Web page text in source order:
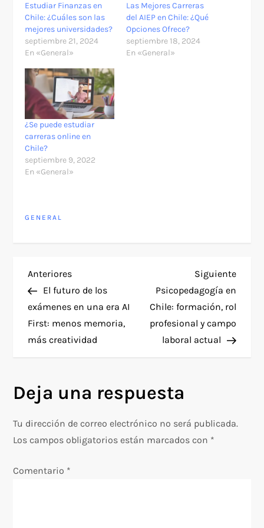
Estudiar Finanzas en
Chile: ¿Cuáles son las
mejores universidades?
septiembre 21, 2024
En «General»
Las Mejores Carreras
del AIEP en Chile: ¿Qué
Opciones Ofrece?
septiembre 18, 2024
En «General»
¿Se puede estudiar
carreras online en
Chile?
septiembre 9, 2022
En «General»
GENERAL
N
a
v
g
a
c
i
Entrada
anterior
Anteriores
El futuro de los
exámenes en una era AI
First: menos memoria,
más creatividad
Siguiente
Psicopedagogía en
Chile: formación, rol
profesional y campo
laboral actual
Deja una respuesta
Tu dirección de correo electrónico no será publicada.
Los campos obligatorios están marcados con *
Comentario *